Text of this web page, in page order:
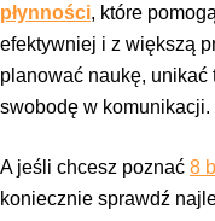
płynności, które
efektywniej i z większą
planować naukę, unikać
swobodę w
A jeśli chcesz poznać 8
koniecznie sprawdź